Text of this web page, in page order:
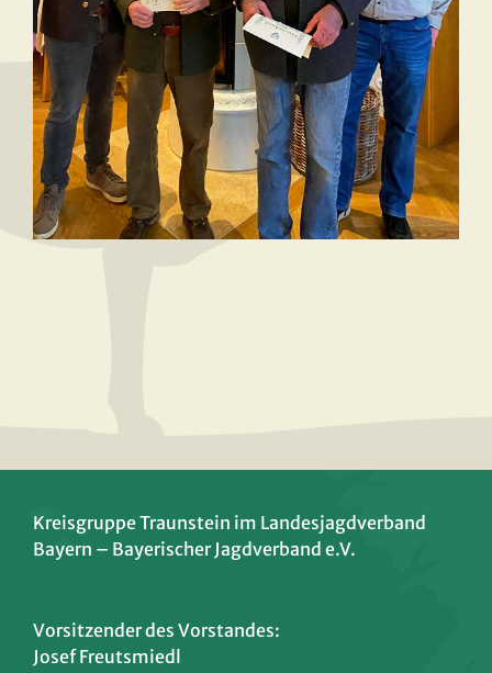
Kreisgruppe Traunstein im Landesjagdverband
Bayern – Bayerischer Jagdverband e.V.
Vorsitzender des Vorstandes:
Josef Freutsmiedl